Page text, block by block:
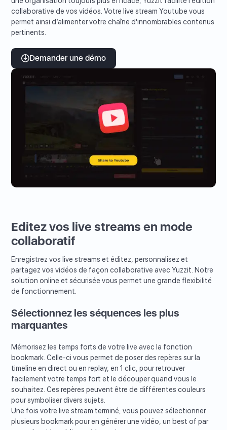
collaborative de vos vidéos. Votre live stream Youtube vous
permet ainsi d’alimenter votre chaîne d'innombrables contenus
pertinents.
Demander une démo
Editez vos live streams en mode
collaboratif
Enregistrez vos live streams et éditez, personnalisez et
partagez vos vidéos de façon collaborative avec Yuzzit. Notre
solution online et sécurisée vous permet une grande flexibilité
de fonctionnement.
Sélectionnez les séquences les plus
marquantes
Mémorisez les temps forts de votre live avec la fonction
bookmark. Celle-ci vous permet de poser des repères sur la
timeline en direct ou en replay, en 1 clic, pour retrouver
facilement votre temps fort et le découper quand vous le
souhaitez. Ces repères peuvent être de différentes couleurs
pour symboliser divers sujets.
Une fois votre live stream terminé, vous pouvez sélectionner
plusieurs bookmark pour en générer une vidéo, un best of par